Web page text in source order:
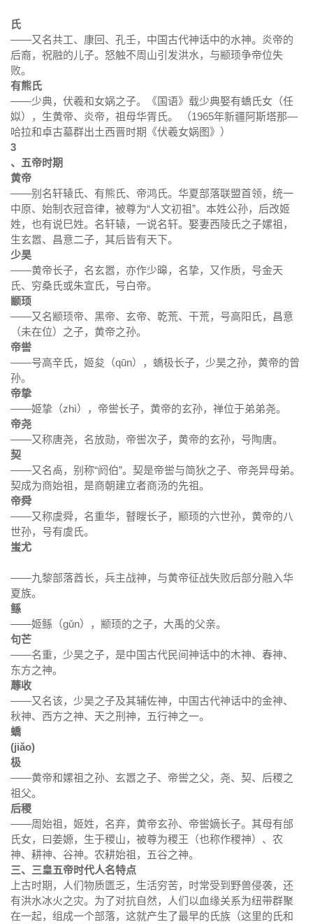
氏
——又名共工、康回、孔壬，中国古代神话中的水神。炎帝的
后裔，祝融的儿子。怒触不周山引发洪水，与颛顼争帝位失
败。
有熊氏
——少典，伏羲和女娲之子。《国语》载少典娶有蟜氏女（任
姒），生黄帝、炎帝，祖母华胥氏。 （1965年新疆阿斯塔那—
哈拉和卓古墓群出土西晋时期《伏羲女娲图》）
3
、五帝时期
黄帝
——别名轩辕氏、有熊氏、帝鸿氏。华夏部落联盟首领，统一
中原、始制衣冠音律，被尊为“人文初祖”。本姓公孙，后改姬
姓，也有说巳姓。名轩辕，一说名轩。娶妻西陵氏之子嫘祖，
生玄嚣、昌意二子，其后皆有天下。
少昊
——黄帝长子，名玄嚣，亦作少暤，名挚，又作质，号金天
氏、穷桑氏或朱宣氏，号白帝。
颛顼
——又名颛顼帝、黑帝、玄帝、乾荒、干荒，号高阳氏，昌意
（未在位）之子，黄帝之孙。
帝喾
——号高辛氏，姬夋（qūn），蟜极长子，少昊之孙，黄帝的曾
孙。
帝挚
——姬挚（zhì），帝喾长子，黄帝的玄孙，禅位于弟弟尧。
帝尧
——又称唐尧，名放勋，帝喾次子，黄帝的玄孙，号陶唐。
契
——又名卨，别称“阏伯”。契是帝喾与简狄之子、帝尧异母弟。
契成为商始祖，是商朝建立者商汤的先祖。
帝舜
——又称虞舜，名重华，瞽瞍长子，颛顼的六世孙，黄帝的八
世孙，号有虞氏。
蚩尤
——九黎部落酋长，兵主战神，与黄帝征战失败后部分融入华
夏族。
鲧
——姬鲧（gǔn），颛顼的之子，大禹的父亲。
句芒
——名重，少昊之子，是中国古代民间神话中的木神、春神、
东方之神。
蓐收
——又名该，少昊之子及其辅佐神，中国古代神话中的金神、
秋神、西方之神、天之刑神，五行神之一。
蟜
(jiǎo)
极
——黄帝和嫘祖之孙、玄嚣之子、帝喾之父，尧、契、后稷之
祖父。
后稷
——周始祖， 姬姓，名弃，黄帝玄孙、帝喾嫡长子。其母有邰
氏女，曰姜嫄，生于稷山，被尊为稷王（也称作稷神）、农
神、耕神、谷神。农耕始祖，五谷之神。
三、三皇五帝时代人名特点
上古时期，人们物质匮乏，生活穷苦，时常受到野兽侵袭，还
有洪水冰火之灾。为了对抗自然，人们以血缘关系为纽带群聚
在一起，组成一个部落，这就产生了最早的氏族（这里的氏和